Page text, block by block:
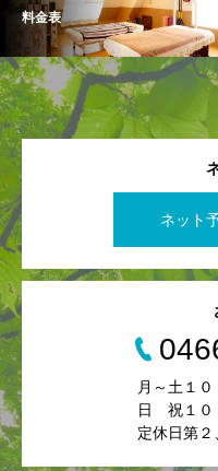
料金表
ネット
月～土１
日 祝１０
定休日第２